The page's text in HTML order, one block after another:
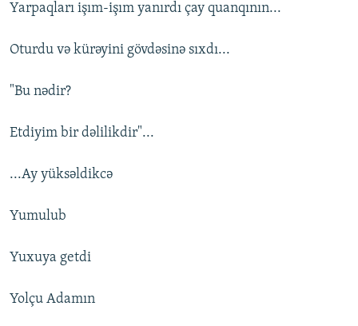
Yarpaqları işım-işım yanırdı çay quanqının...
Oturdu və kürəyini gövdəsinə sıxdı...
"Bu nədir?
Etdiyim bir dəlilikdir"...
...Ay yüksəldikcə
Yumulub
Yuxuya getdi
Yolçu Adamın